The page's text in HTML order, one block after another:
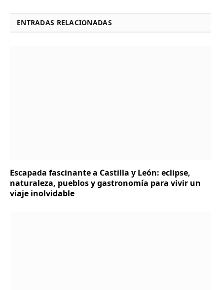
ENTRADAS RELACIONADAS
Escapada fascinante a Castilla y León: eclipse,
naturaleza, pueblos y gastronomía para vivir un
viaje inolvidable